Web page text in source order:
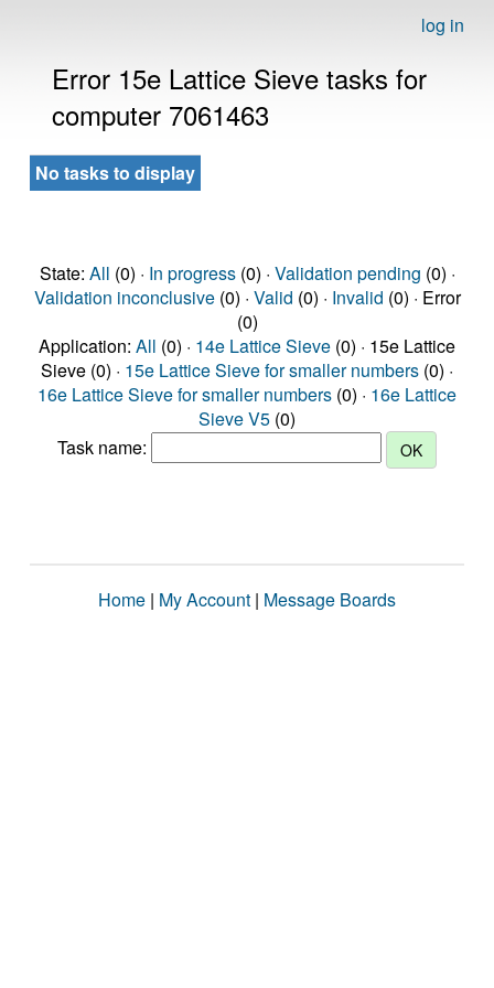
log in
Error 15e Lattice Sieve tasks for
computer 7061463
No tasks to display
State: All (0) · In progress(0) · Validation pending (0) ·
Validation inconclusive(0) · Valid (0) · Invalid (0) · Error
(0)
Application: All (0) · 14e Lattice Sieve (0) · 15e Lattice
Sieve (0) · 15e Lattice Sieve for smaller numbers (0) ·
16e Lattice Sieve for smaller numbers (0) · 16e Lattice
Sieve V5 (0)
Task name:
Home | My Account | Message Boards